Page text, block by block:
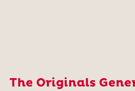
The Originals